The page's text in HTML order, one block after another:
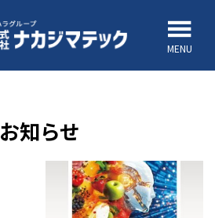
MENU
お知らせ